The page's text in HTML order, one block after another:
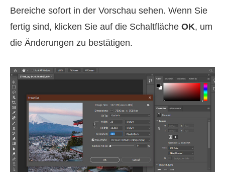
Bereiche sofort in der Vorschau sehen. Wenn Sie
fertig sind, klicken Sie auf die Schaltfläche OK, um
die Änderungen zu bestätigen.